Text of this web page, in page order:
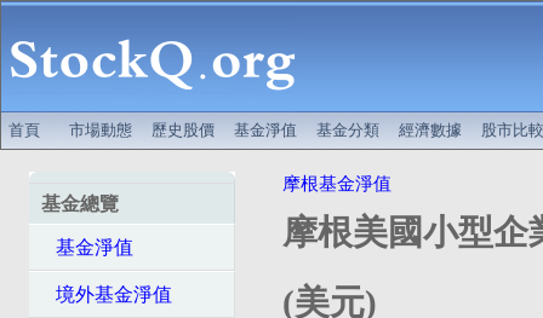
首頁 市場動態 歷史股價 基金淨值 基金分類 經濟數據 股市比較
基金總覽
基金淨值
境外基金淨值
摩根基金淨值
摩根美國小型企
(美元)